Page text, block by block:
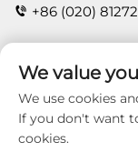
+86 (020)
KONTAKT
We value
We use cookies
If you don't want
cookies.